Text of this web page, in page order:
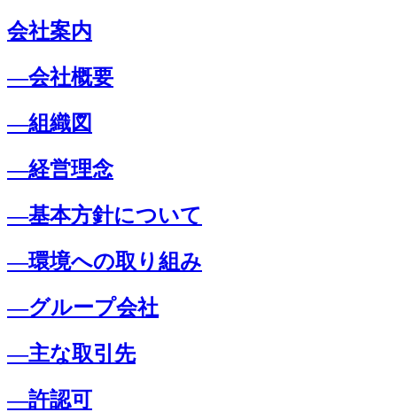
会社案内
―会社概要
―組織図
―経営理念
―基本方針について
―環境への取り組み
―グループ会社
―主な取引先
―許認可